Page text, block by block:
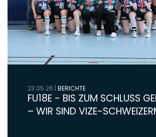
23.05.26 | BERICHTE
FU18E - BIS ZUM SCHLUSS
– WIR SIND VIZE-